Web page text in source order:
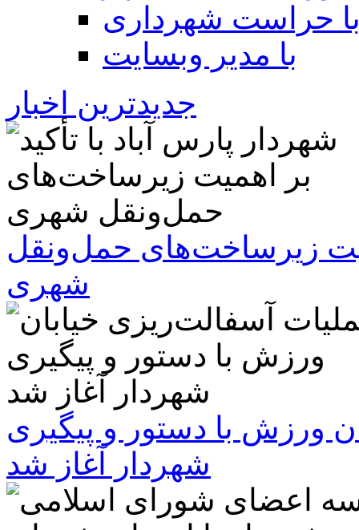
حراست شهرداری
با مدیر وبسایت
جدیدترین اخبار
زیرساخت‌های حمل‌ونقل
شهری
ورزش با دستور و پیگیری
شهردار آغاز شد